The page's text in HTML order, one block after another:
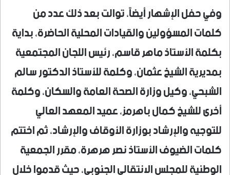
وفي حفل الإشهار أيضاً، توالت بعد ذلك عدد من
كلمات المسؤولين والقيادات المحلية الحاضرة، بداية
بكلمة الأستاذ ماهر قاسم، رئيس اللجان المجتمعية
بمديرية الشيخ عثمان، وكلمة للأستاذ الدكتور سالم
الشبحي، وكيل وزارة الصحة العامة والسكان، وكلمة
أخرى للشيخ كمال باهرمز، عميد المعهد العالي
للتوجيه والإرشاد بوزارة الأوقاف والإرشاد، ثم اختتم
كلمات الضيوف الأستاذ نصر هرهرة، مقرر الجمعية